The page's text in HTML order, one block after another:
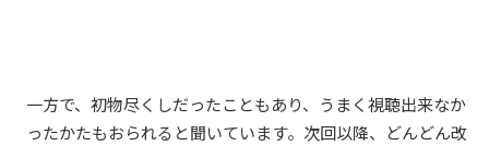
一方で、初物尽くしだったこともあり、うまく視聴出来なか
ったかたもおられると聞いています。次回以降、どんどん改